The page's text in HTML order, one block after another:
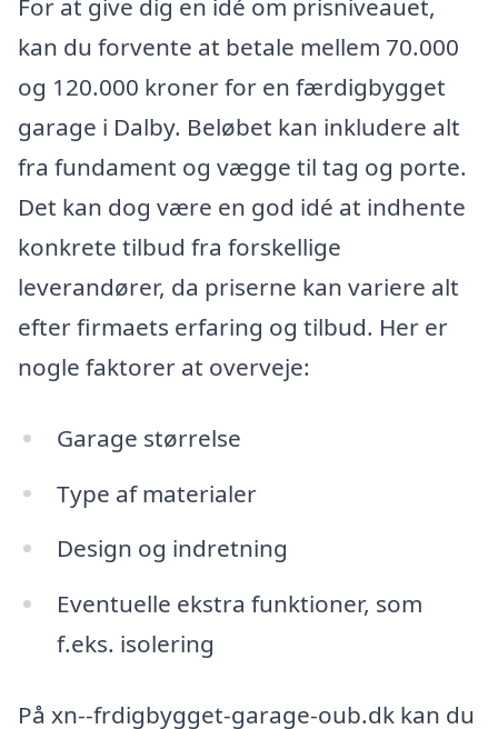
For at give dig en idé om prisniveauet,
kan du forvente at betale mellem 70.000
og 120.000 kroner for en færdigbygget
garage i Dalby. Beløbet kan inkludere alt
fra fundament og vægge til tag og porte.
Det kan dog være en god idé at indhente
konkrete tilbud fra forskellige
leverandører, da priserne kan variere alt
efter firmaets erfaring og tilbud. Her er
nogle faktorer at overveje:
Garage størrelse
Type af materialer
Design og indretning
Eventuelle ekstra funktioner, som
f.eks. isolering
På xn--frdigbygget-garage-oub.dk kan du